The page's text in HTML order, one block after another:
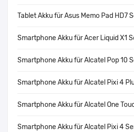
Tablet Akku für Asus Memo Pad HD7
Smartphone Akku für Acer Liquid X1
Smartphone Akku für Alcatel Pop 10
Smartphone Akku für Alcatel Pixi 4
Smartphone Akku für Alcatel One
Smartphone Akku für Alcatel Pixi 4